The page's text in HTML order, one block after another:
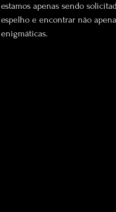
estamos apenas sendo
espelho e encontrar não
enigmáticas.